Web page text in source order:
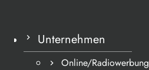
Unternehmen
Online/Radiowerbung